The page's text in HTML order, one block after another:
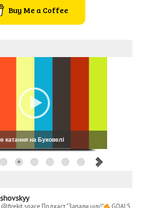
Buy Me a Coffee
My Way